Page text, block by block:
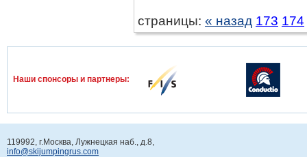
страницы: « назад 173 174
Наши спонcоры и партнеры:
119992, г.Москва, Лужнецкая наб., д.8,
info@skijumpingrus.com